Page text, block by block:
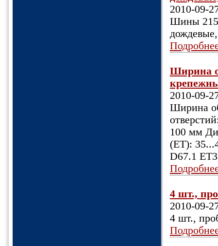
2010-09-
Шины 215/
Ширина
2010-09-
Ширина
100 мм
(ET):
D67.1
4 шт.,
2010-09-
4 шт.,